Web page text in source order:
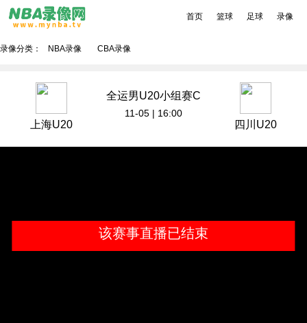
首页 篮球 足球 录像
录像分类： NBA录像 CBA录像
上海U20
全运男U20小组赛C
组
11-05 | 16:00
四川U20
该赛事直播已结束